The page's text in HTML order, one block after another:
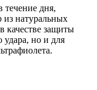
течение дня,
из натуральных
качестве защиты
удара, но и для